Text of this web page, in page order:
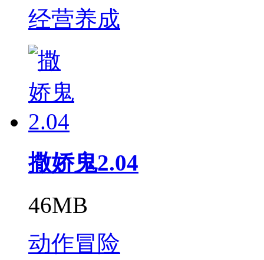
经营养成
撒娇鬼2.04
46MB
动作冒险